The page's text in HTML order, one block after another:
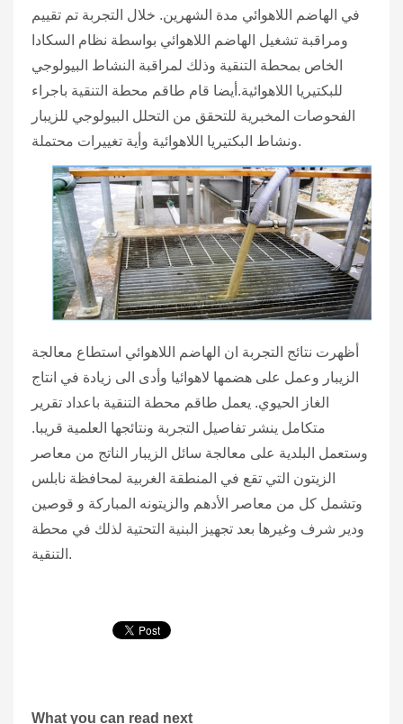
في الهاضم اللاهوائي مدة الشهرين. خلال التجربة تم تقييم
ومراقبة تشغيل الهاضم اللاهوائي بواسطة نظام السكادا
الخاص بمحطة التنقية وذلك لمراقبة النشاط البيولوجي
للبكتيريا اللاهوائية.أيضا قام طاقم محطة التنقية باجراء
الفحوصات المخبرية للتحقق من التحلل البيولوجي للزيبار
ونشاط البكتيريا اللاهوائية وأية تغييرات محتملة.
أظهرت نتائج التجربة ان الهاضم اللاهوائي استطاع معالجة
الزيبار وعمل على هضمها لاهوائيا وأدى الى زيادة في انتاج
الغاز الحيوي. يعمل طاقم محطة التنقية باعداد تقرير
متكامل ينشر تفاصيل التجربة ونتائجها العلمية قريبا.
وستعمل البلدية على معالجة سائل الزيبار الناتج من معاصر
الزيتون التي تقع في المنطقة الغربية لمحافظة نابلس
وتشمل كل من معاصر الأدهم والزيتونه المباركة و قوصين
ودير شرف وغيرها بعد تجهيز البنية التحتية لذلك في محطة
التنقية.
What you can read next